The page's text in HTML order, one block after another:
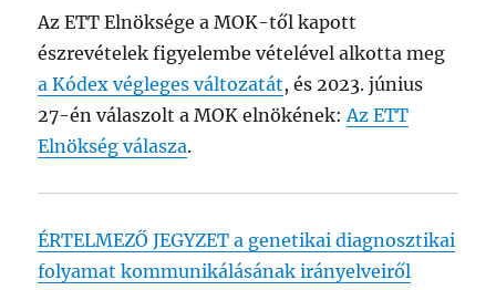
Az ETT Elnöksége a MOK-től kapott
észrevételek figyelembe vételével alkotta meg
a Kódex végleges változatát, és 2023. június
27-én válaszolt a MOK elnökének:Az ETT
Elnökség válasza.
ÉRTELMEZŐ JEGYZET a genetikai diagnosztikai
folyamat kommunikálásának irányelveiről